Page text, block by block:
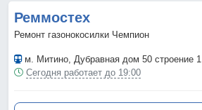
Реммостех
Ремонт газонокосилки Чемпион
м. Митино, Дубравная дом 50 строение 1
Сегодня работает до 19:00